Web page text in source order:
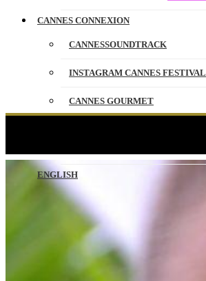
CANNES CONNEXION
CANNESSOUNDTRACK
INSTAGRAM CANNES FESTIVAL
CANNES GOURMET
ENGLISH